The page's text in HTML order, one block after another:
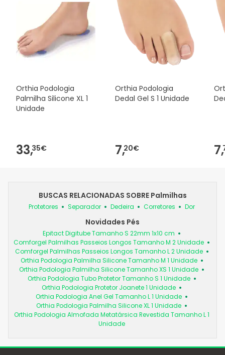
Orthia Podologia
Palmilha Silicone XL 1
Unidade
33,35€
Orthia Podologia
Dedal Gel S 1 Unidade
7,20€ 7,
BUSCAS RELACIONADAS SOBRE Palmilhas
Protetores Separador Dedeira Corretores Dor
Novidades Pés
Epitact Digitube Tamanho S 22mm 1x10 cm
Comforgel Palmilhas Passeios Longos Tamanho M 2 Unidade
Comforgel Palmilhas Passeios Longos Tamanho L 2 Unidade
Orthia Podologia Palmilha Silicone Tamanho M 1 Unidade
Orthia Podologia Palmilha Silicone Tamanho XS 1 Unidade
Orthia Podologia Tubo Protetor Tamanho S 1 Unidade
Orthia Podologia Protetor Joanete 1 Unidade
Orthia Podologia Anel Gel Tamanho L 1 Unidade
Orthia Podologia Palmilha Silicone XL 1 Unidade
Orthia Podologia Almofada Metatársica Revestida Tamanho L 1
Unidade